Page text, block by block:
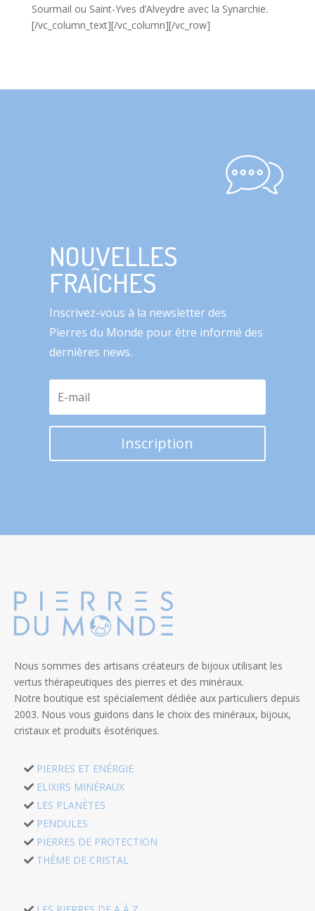
Sourmail ou Saint-Yves d’Alveydre avec la Synarchie.
[/vc_column_text][/vc_column][/vc_row]
NOUVELLES
FRAÎCHES
Inscrivez-vous à la newsletter des
Pierres du Monde pour être informé des
dernières news.
Inscription
Nous sommes des artisans créateurs de bijoux utilisant les
vertus thérapeutiques des pierres et des minéraux.
Notre boutique est spécialement dédiée aux particuliers depuis
2003. Nous vous guidons dans le choix des minéraux, bijoux,
cristaux et produits ésotériques.
PIERRES ET ENÉRGIE
ELIXIRS MINÉRAUX
LES PLANÈTES
PENDULES
PIERRES DE PROTECTION
THÈME DE CRISTAL